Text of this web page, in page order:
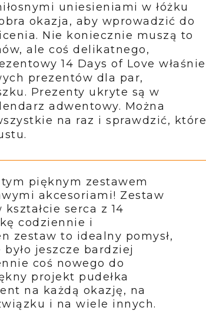
uniesieniami w łóżku
okazja, aby wprowadzić do
Nie koniecznie muszą to
ale coś delikatnego,
14 Days of Love właśnie
prezentów dla par,
Prezenty ukryte są w
adwentowy. Można
na raz i sprawdzić, które
pięknym zestawem
akcesoriami! Zestaw
serca z 14
codziennie i
zestaw to idealny pomysł,
jeszcze bardziej
coś nowego do
projekt pudełka
na każdą okazję, na
i na wiele innych.